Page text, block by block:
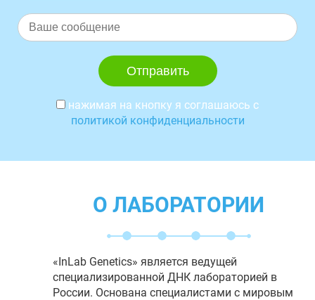
нажимая на кнопку я соглашаюсь с
политикой конфиденциальности
О ЛАБОРАТОРИИ
«InLab Genetics» является ведущей
специализированной ДНК лабораторией в
России. Основана специалистами с мировым